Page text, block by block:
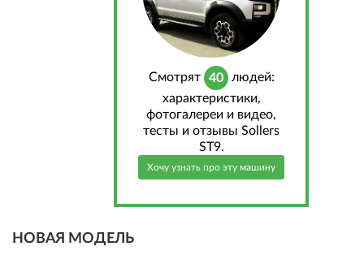
Cмотрят 40 людей:
характеристики,
фотогалереи и видео,
тесты и отзывы Sollers
ST9.
Хочу узнать про эту машину
НОВАЯ МОДЕЛЬ